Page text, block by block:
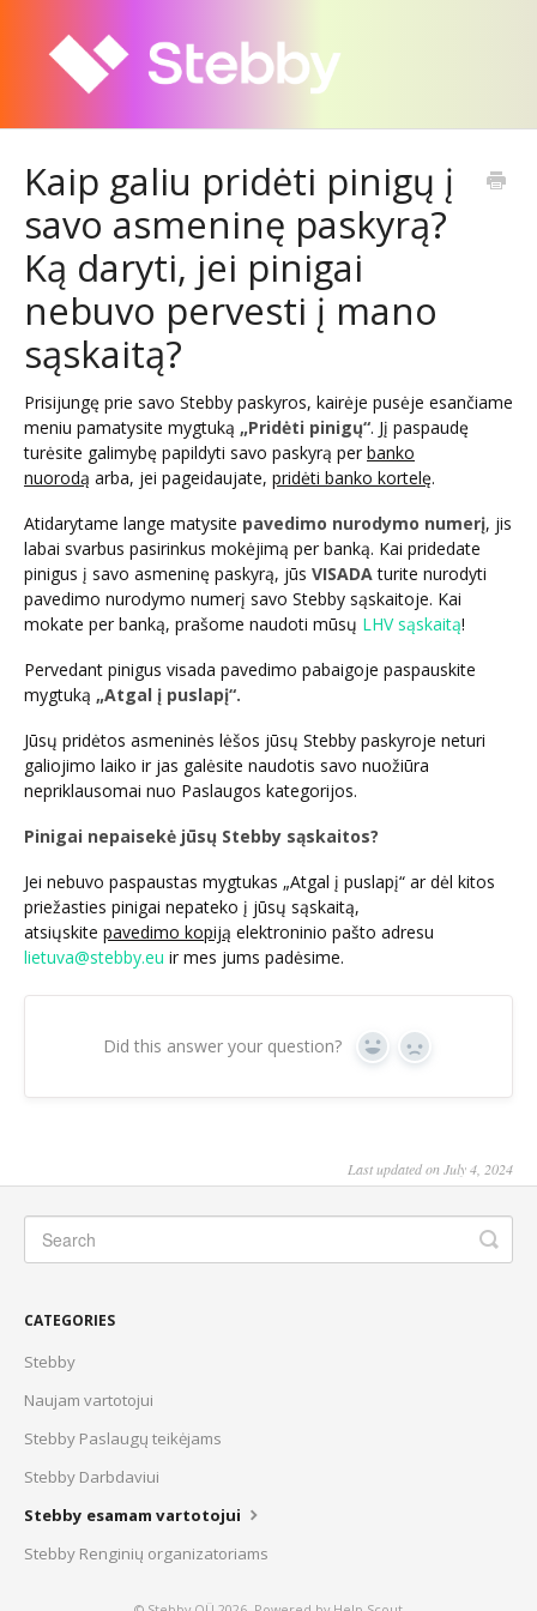
Kaip galiu pridėti pinigų į
savo asmeninę paskyrą?
Ką daryti, jei pinigai
nebuvo pervesti į mano
sąskaitą?
Prisijungę prie savo Stebby paskyros, kairėje pusėje esančiame
meniu pamatysite mygtuką „Pridėti pinigų“. Jį paspaudę
turėsite galimybę papildyti savo paskyrą per banko
nuorodą arba, jei pageidaujate, pridėti banko kortelę.
Atidarytame lange matysite pavedimo nurodymo numerį, jis
labai svarbus pasirinkus mokėjimą per banką. Kai pridedate
pinigus į savo asmeninę paskyrą, jūs VISADAturite nurodyti
pavedimo nurodymo numerį savo Stebby sąskaitoje. Kai
mokate per banką, prašome naudoti mūsų LHV sąskaitą!
Pervedant pinigus visada pavedimo pabaigoje paspauskite
mygtuką „Atgal į puslapį“.
Jūsų pridėtos asmeninės lėšos jūsų Stebby paskyroje neturi
galiojimo laiko ir jas galėsite naudotis savo nuožiūra
nepriklausomai nuo Paslaugos kategorijos.
Pinigai nepaisekė jūsų Stebby sąskaitos?
Jei nebuvo paspaustas mygtukas „Atgal į puslapį“ ar dėl kitos
priežasties pinigai nepateko į jūsų sąskaitą,
atsiųskite pavedimo kopiją elektroninio pašto adresu
lietuva@stebby.eu ir mes jums padėsime.
Did this answer your question? Yes No
Last updated on July 4, 2024
CATEGORIES
Stebby
Naujam vartotojui
Stebby Paslaugų teikėjams
Stebby Darbdaviui
Stebby esamam vartotojui
Stebby Renginių organizatoriams